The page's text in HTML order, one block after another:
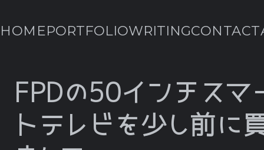
HOMEPORTFOLIOWRITINGCONTACT
FPDの50インチスマ
トテレビを少し前に